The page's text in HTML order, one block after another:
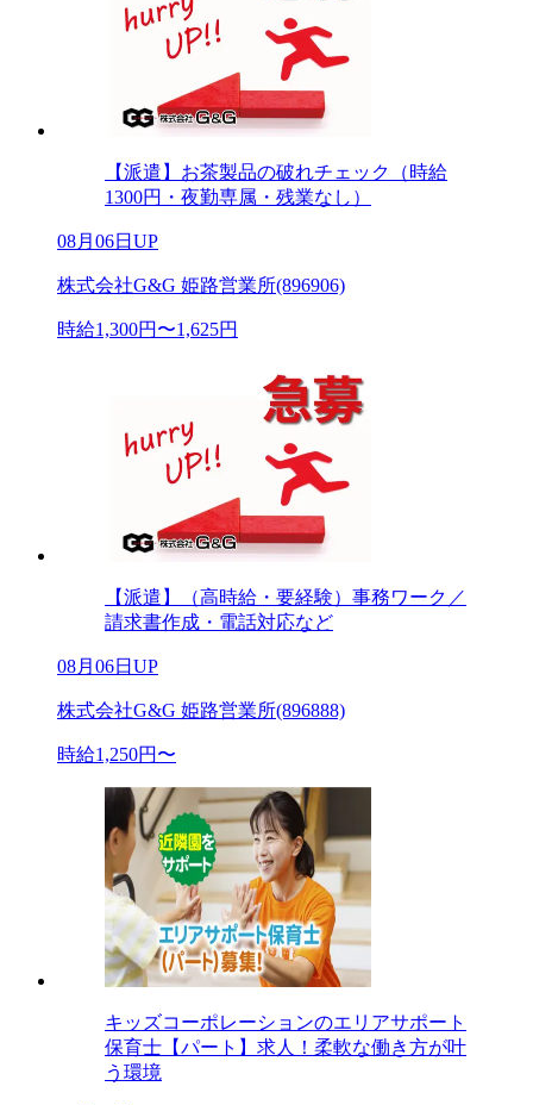
【派遣】お茶製品の破れチェック（時給
1300円・夜勤専属・残業なし）
08月06日UP
株式会社G&G 姫路営業所(896906)
時給1,300円〜1,625円
【派遣】（高時給・要経験）事務ワーク／
請求書作成・電話対応など
08月06日UP
株式会社G&G 姫路営業所(896888)
時給1,250円〜
キッズコーポレーションのエリアサポート
保育士【パート】求人！柔軟な働き方が叶
う環境